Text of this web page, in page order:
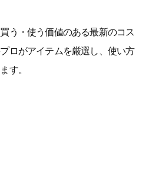
う・使う価値のある最新のコス
ロがアイテムを厳選し、使い方
す。